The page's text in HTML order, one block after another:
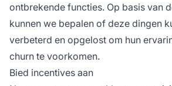
ontbrekende functies. Op basis van
kunnen we bepalen of deze dingen
verbeterd en opgelost om hun
churn te voorkomen.
Bied incentives aan